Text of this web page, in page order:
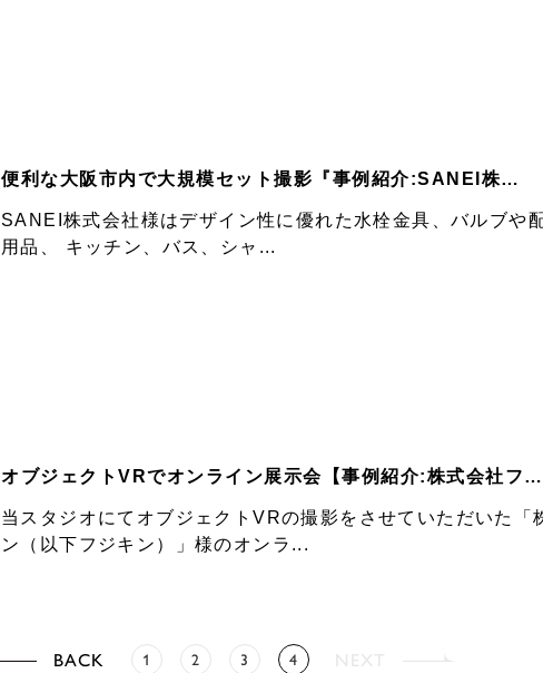
便利な大阪市内で大規模セット撮影『事例紹介:SANEI株…
SANEI株式会社様はデザイン性に優れた水栓金具、バルブや
用品、 キッチン、バス、シャ...
オブジェクトVRでオンライン展示会【事例紹介:株式会社フ…
当スタジオにてオブジェクトVRの撮影をさせていただいた「
ン（以下フジキン）」様のオンラ...
BACK 1 2 3 4 NEXT